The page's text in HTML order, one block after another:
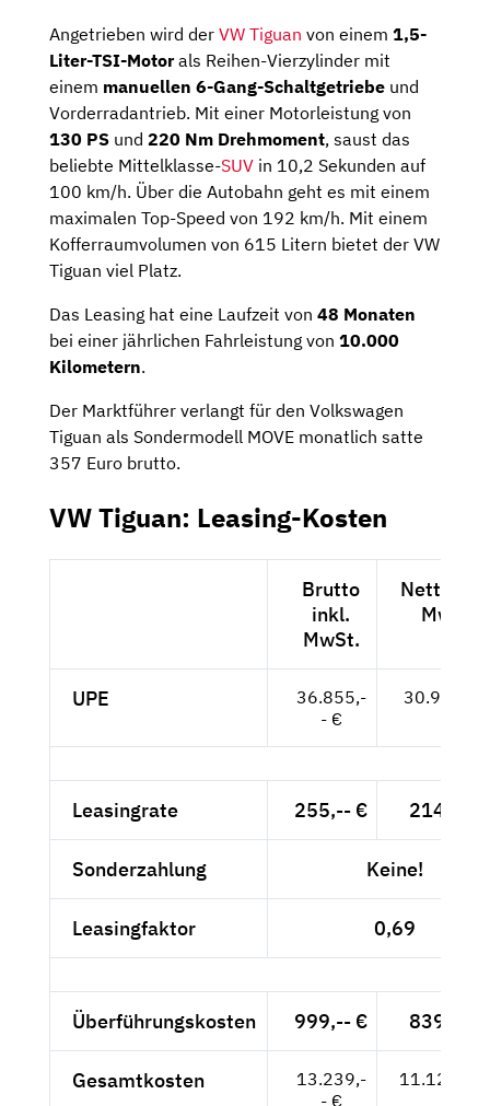
Angetrieben wird der VW Tiguan von einem 1,5-
Liter-TSI-Motorals Reihen-Vierzylinder mit
einem manuellen 6-Gang-Schaltgetriebe und
Vorderradantrieb. Mit einer Motorleistung von
130 PS und 220 Nm Drehmoment, saust das
beliebte Mittelklasse-SUV in 10,2 Sekunden auf
100 km/h. Über die Autobahn geht es mit einem
maximalen Top-Speed von 192 km/h. Mit einem
Kofferraumvolumen von 615 Litern bietet der VW
Tiguan viel Platz.
Das Leasing hat eine Laufzeit von 48 Monaten
bei einer jährlichen Fahrleistung von 10.000
Kilometern.
Der Marktführer verlangt für den Volkswagen
Tiguan als Sondermodell MOVE monatlich satte
357 Euro brutto.
VW Tiguan: Leasing-Kosten
Brutto
inkl.
MwSt.
Netto
MwSt.
UPE
36.855,-
- €
30.971,--
Leasingrate 255,-- € 214,29 €
Sonderzahlung Keine!
Leasingfaktor 0,69
Überführungskosten 999,-- € 839,50 €
Gesamtkosten
13.239,-
- €
11.125,21